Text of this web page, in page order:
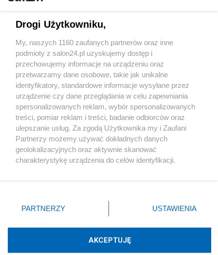
Sport
Społeczeństwo
Kultura
X Facebook Instagram Youtube
Drogi Użytkowniku,
My, naszych 1160 zaufanych partnerów oraz inne
podmioty z salon24.pl uzyskujemy dostęp i
przechowujemy informacje na urządzeniu oraz
przetwarzamy dane osobowe, takie jak unikalne
identyfikatory, standardowe informacje wysyłane przez
urządzenie czy dane przeglądania w celu zapewniania
spersonalizowanych reklam, wybór spersonalizowanych
treści, pomiar reklam i treści, badanie odbiorców oraz
ulepszanie usług. Za zgodą Użytkownika my i Zaufani
Partnerzy możemy używać dokładnych danych
geolokalizacyjnych oraz aktywnie skanować
charakterystykę urządzenia do celów identyfikacji.
zmienić/wycofać klikając przycisk ustawień prywatności
znajdujący się w lewym dolnym rogu strony
rodzaje przetwarzania danych nie wymagają zgody
użytkownika, ale masz prawo sprzeciwić się takiemu
przetwarzaniu. Preferencje będą miały zastosowania tylko
PARTNERZY USTAWIENIA
AKCEPTUJĘ